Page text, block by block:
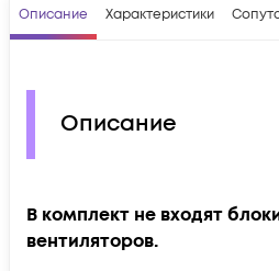
Описание Характеристики
Описание
В комплект не входят
вентиляторов.